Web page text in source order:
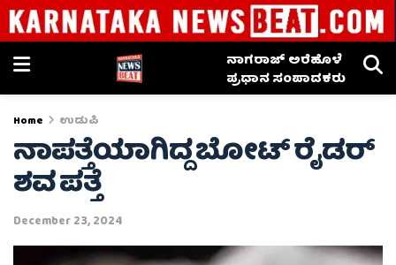
ನಾಗರಾಜ್ ಅರೆಹೊಳೆ
ಪ್ರಧಾನ ಸಂಪಾದಕರು
Home ಉಡುಪಿ
ನಾಪತ್ತೆಯಾಗಿದ್ದ ಬೋಟ್ ರೈಡರ್
ಶವ ಪತ್ತೆ
December 23, 2024